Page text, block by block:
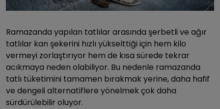
Ramazanda yapılan tatlılar arasında şerbetli ve ağır
tatlılar kan şekerini hızlı yükselttiği için hem kilo
vermeyi zorlaştırıyor hem de kısa sürede tekrar
acıkmaya neden olabiliyor. Bu nedenle ramazanda
tatlı tüketimini tamamen bırakmak yerine, daha hafif
ve dengeli alternatiflere yönelmek çok daha
sürdürülebilir oluyor.